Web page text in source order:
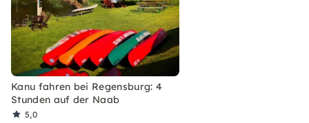
Kanu fahren bei Regensburg: 4
Stunden auf der Naab
5,0